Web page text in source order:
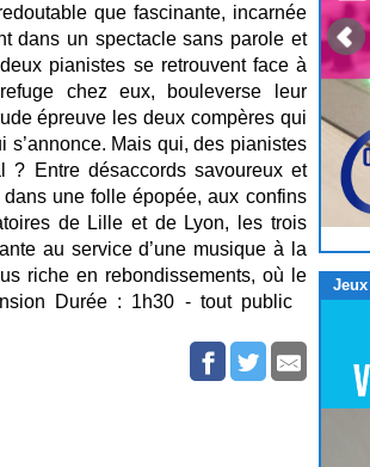
que fascinante, incarnée
dans un spectacle sans parole et
pianistes se retrouvent face à
chez eux, bouleverse leur
épreuve les deux compères qui
Mais qui, des pianistes
Entre désaccords savoureux et
une folle épopée, aux confins
de Lille et de Lyon, les trois
au service d’une musique à la
riche en rebondissements, où le
Durée : 1h30 - tout public
Jeux